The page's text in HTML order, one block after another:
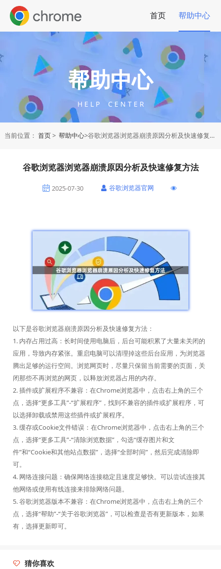
首页 帮助中心
帮助中心
H E L P C E N T E R
当前位置： 首页> 帮助中心>谷歌浏览器浏览器崩溃原因分析及快速修复方法
谷歌浏览器浏览器崩溃原因分析及快速修复方法
2025-07-30 谷歌浏览器官网
以下是谷歌浏览器崩溃原因分析及快速修复方法：
1. 内存占用过高：长时间使用电脑后，后台可能积累了大量未关闭的
应用，导致内存紧张。重启电脑可以清理掉这些后台应用，为浏览器
腾出足够的运行空间。浏览网页时，尽量只保留当前需要的页面，关
闭那些不再浏览的网页，以释放浏览器占用的内存。
2. 插件或扩展程序不兼容：在Chrome浏览器中，点击右上角的三个
点，选择“更多工具”-“扩展程序”，找到不兼容的插件或扩展程序，可
以选择卸载或禁用这些插件或扩展程序。
3. 缓存或Cookie文件错误：在Chrome浏览器中，点击右上角的三个
点，选择“更多工具”-“清除浏览数据”，勾选“缓存图片和文
件”和“Cookie和其他站点数据”，选择“全部时间”，然后完成清除即
可。
4. 网络连接问题：确保网络连接稳定且速度足够快。可以尝试连接其
他网络或使用有线连接来排除网络问题。
5. 谷歌浏览器版本不兼容：在Chrome浏览器中，点击右上角的三个
点，选择“帮助”-“关于谷歌浏览器”，可以检查是否有更新版本，如果
有，选择更新即可。
猜你喜欢